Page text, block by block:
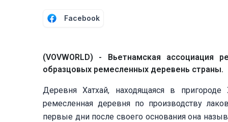
Facebook
(VOVWORLD) - Вьетнамская
образцовых ремесленных деревень страны.
Деревня Хатхай, находящаяся в
ремесленная деревня по производству
первые дни после своего основания она